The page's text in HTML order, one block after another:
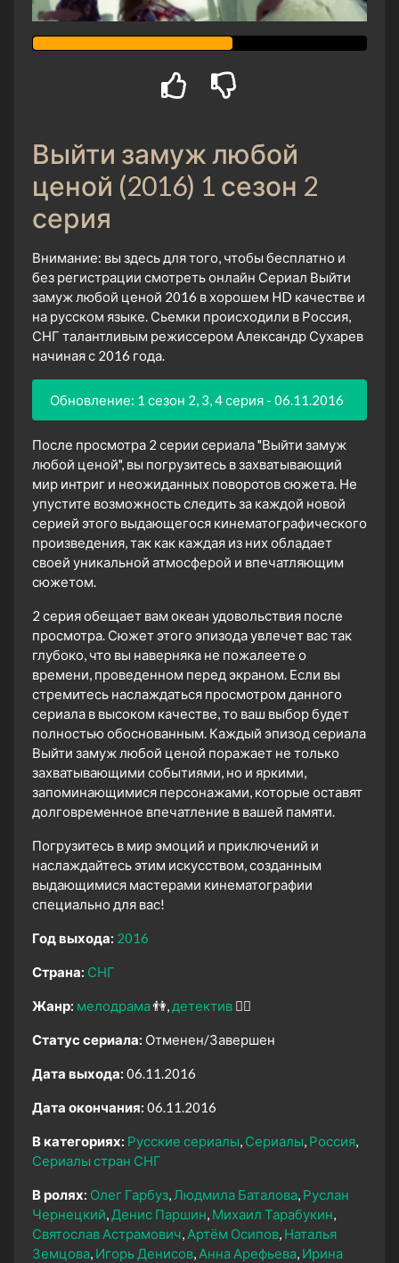
Выйти замуж любой
ценой (2016) 1 сезон 2
серия
Внимание: вы здесь для того, чтобы бесплатно и
без регистрации смотреть онлайн Сериал Выйти
замуж любой ценой 2016 в хорошем HD качестве и
на русском языке. Сьемки происходили в Россия,
СНГ талантливым режиссером Александр Сухарев
начиная с 2016 года.
Обновление: 1 сезон 2, 3, 4 серия - 06.11.2016
После просмотра 2 серии сериала "Выйти замуж
любой ценой", вы погрузитесь в захватывающий
мир интриг и неожиданных поворотов сюжета. Не
упустите возможность следить за каждой новой
серией этого выдающегося кинематографического
произведения, так как каждая из них обладает
своей уникальной атмосферой и впечатляющим
сюжетом.
2 серия обещает вам океан удовольствия после
просмотра. Сюжет этого эпизода увлечет вас так
глубоко, что вы наверняка не пожалеете о
времени, проведенном перед экраном. Если вы
стремитесь наслаждаться просмотром данного
сериала в высоком качестве, то ваш выбор будет
полностью обоснованным. Каждый эпизод сериала
Выйти замуж любой ценой поражает не только
захватывающими событиями, но и яркими,
запоминающимися персонажами, которые оставят
долговременное впечатление в вашей памяти.
Погрузитесь в мир эмоций и приключений и
наслаждайтесь этим искусством, созданным
выдающимися мастерами кинематографии
специально для вас!
Год выхода: 2016
Страна: СНГ
Жанр: мелодрама👫 детектив 🕵️‍♂️
Статус сериала: Отменен/Завершен
Дата выхода: 06.11.2016
Дата окончания: 06.11.2016
В категориях: Русские сериалы Сериалы Россия
Сериалы стран СНГ
В ролях: Олег Гарбуз Людмила Баталова Руслан
Чернецкий Денис Паршин Михаил Тарабукин
Святослав Астрамович Артём Осипов Наталья
Земцова Игорь Денисов Анна Арефьева Ирина